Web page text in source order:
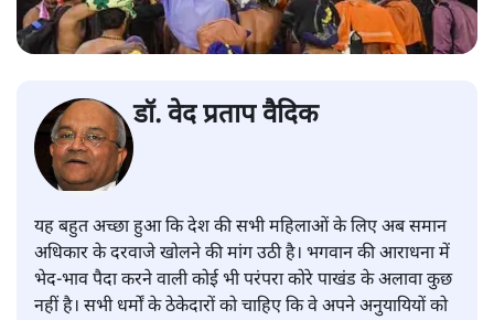
डॉ. वेद प्रताप वैदिक
यह बहुत अच्छा हुआ कि देश की सभी महिलाओं के लिए अब समान
अधिकार के दरवाजे खोलने की मांग उठी है। भगवान की आराधना में
भेद-भाव पैदा करने वाली कोई भी परंपरा कोरे पाखंड के अलावा कुछ
नहीं है। सभी धर्मों के ठेकेदारों को चाहिए कि वे अपने अनुयायियों को